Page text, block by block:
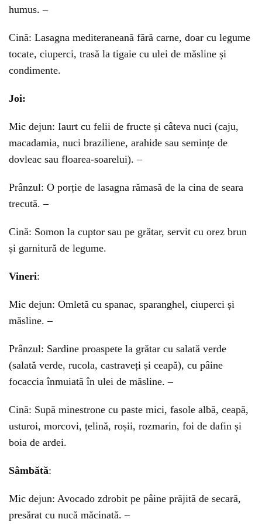
humus. –
Cină: Lasagna mediteraneană fără carne, doar cu legume
tocate, ciuperci, trasă la tigaie cu ulei de măsline și
condimente.
Joi:
Mic dejun: Iaurt cu felii de fructe și câteva nuci (caju,
macadamia, nuci braziliene, arahide sau semințe de
dovleac sau floarea-soarelui). –
Prânzul: O porție de lasagna rămasă de la cina de seara
trecută. –
Cină: Somon la cuptor sau pe grătar, servit cu orez brun
și garnitură de legume.
Vineri:
Mic dejun: Omletă cu spanac, sparanghel, ciuperci și
măsline. –
Prânzul: Sardine proaspete la grătar cu salată verde
(salată verde, rucola, castraveți și ceapă), cu pâine
focaccia înmuiată în ulei de măsline. –
Cină: Supă minestrone cu paste mici, fasole albă, ceapă,
usturoi, morcovi, țelină, roșii, rozmarin, foi de dafin și
boia de ardei.
Sâmbătă:
Mic dejun: Avocado zdrobit pe pâine prăjită de secară,
presărat cu nucă măcinată. –